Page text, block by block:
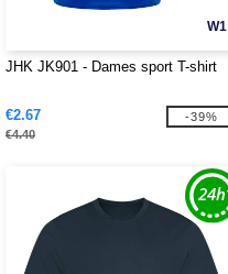
W1
JHK JK901 - Dames sport T-shirt
€2.67
€4.40
-39%